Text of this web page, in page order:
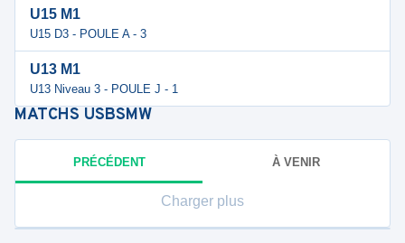
U15 M1
U15 D3 - POULE A - 3
U13 M1
U13 Niveau 3 - POULE J - 1
MATCHS USBSMW
PRÉCÉDENT À VENIR
Charger plus